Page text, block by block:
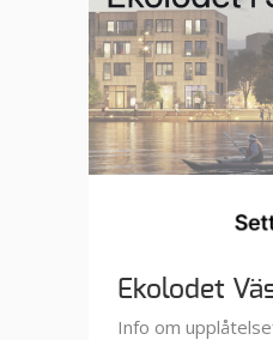
Ekolodet
Info om